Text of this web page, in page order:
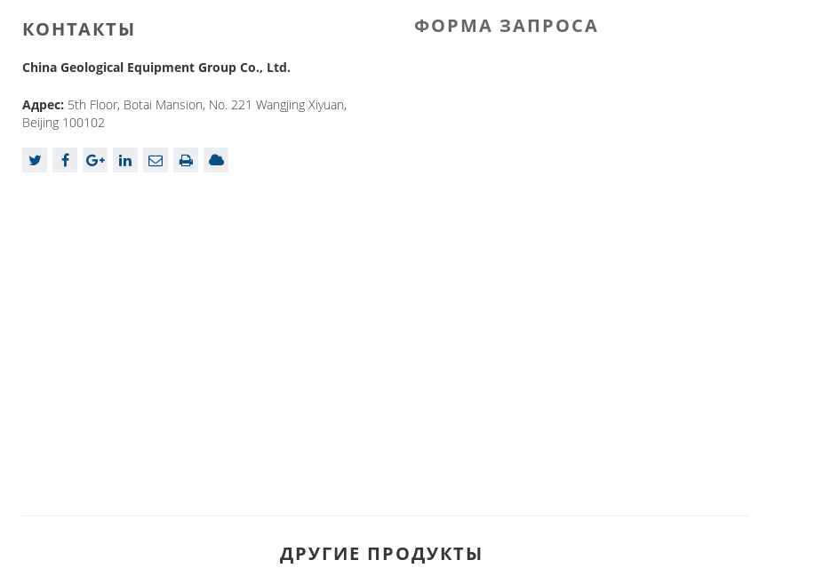
ФОРМА ЗАПРОСА
КОНТАКТЫ
China Geological Equipment Group Co., Ltd.
Адрес: 5th Floor, Botai Mansion, No. 221 Wangjing Xiyuan,
Beijing 100102
ДРУГИЕ ПРОДУКТЫ